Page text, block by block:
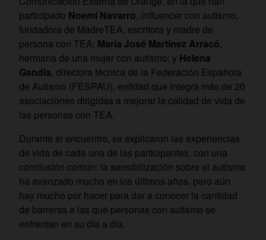
participado Noemí Navarro, influencer con autismo,
fundadora de MadreTEA, escritora y madre de
persona con TEA; María José Martínez Arracó,
hermana de una mujer con autismo; y Helena
Gandía, directora técnica de la Federación Española
de Autismo (FESPAU), entidad que integra más de 20
asociaciones dirigidas a mejorar la calidad de vida de
las personas con TEA.
Durante el encuentro, se explicaron las experiencias
de vida de cada una de las participantes, con una
conclusión común: la sensibilización sobre el autismo
ha avanzado mucho en los últimos años, pero aún
hay mucho por hacer para dar a conocer la cantidad
de barreras a las que personas con autismo se
enfrentan en su día a día.